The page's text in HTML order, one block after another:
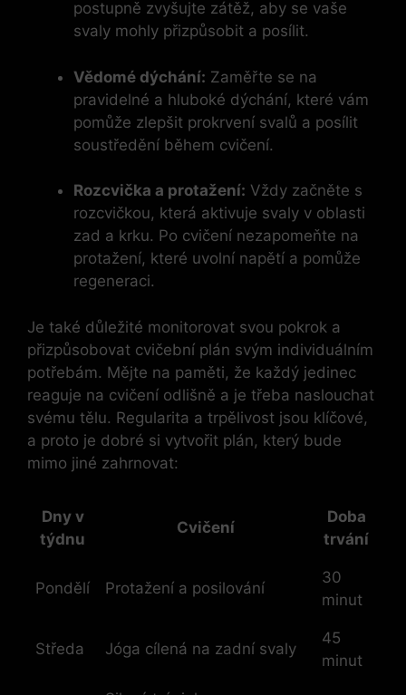
postupně zvyšujte zátěž, aby se vaše
svaly mohly přizpůsobit a posílit.
Vědomé dýchání: Zaměřte se na
pravidelné a hluboké dýchání, které vám
pomůže zlepšit prokrvení svalů a posílit
soustředění během cvičení.
Rozcvička a protažení: Vždy začněte s
rozcvičkou, která aktivuje svaly v oblasti
zad a krku. Po cvičení nezapomeňte na
protažení, které uvolní napětí a pomůže
regeneraci.
Je také důležité monitorovat svou pokrok a
přizpůsobovat cvičební plán svým individuálním
potřebám. Mějte na paměti, že každý jedinec
reaguje na cvičení odlišně a je třeba naslouchat
svému tělu. Regularita a trpělivost jsou klíčové,
a proto je dobré si vytvořit plán, který bude
mimo jiné zahrnovat:
Dny v
týdnu
Cvičení
Doba
trvání
Pondělí Protažení a posilování
30
minut
Středa Jóga cílená na zadní svaly
45
minut